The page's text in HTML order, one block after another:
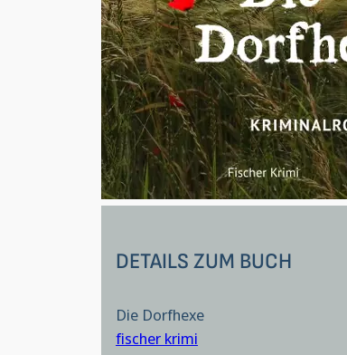
DETAILS ZUM BUCH
Die Dorfhexe
fischer krimi